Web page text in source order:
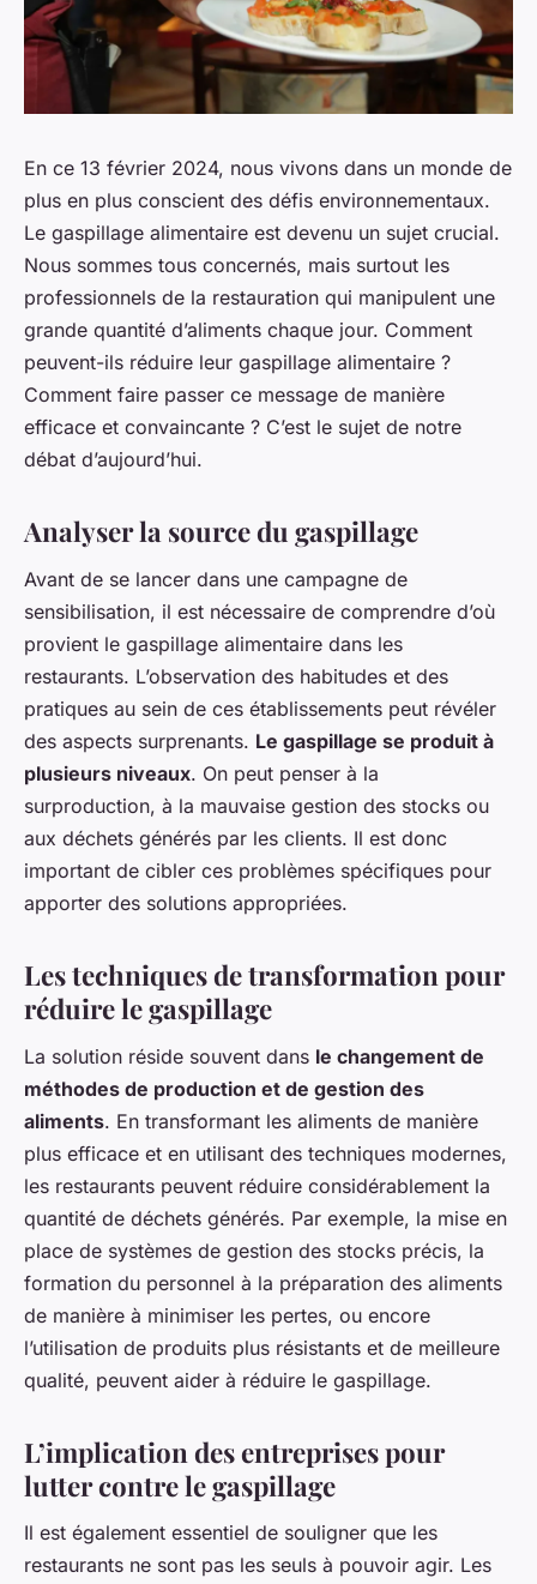
En ce 13 février 2024, nous vivons dans un monde de
plus en plus conscient des défis environnementaux.
Le gaspillage alimentaire est devenu un sujet crucial.
Nous sommes tous concernés, mais surtout les
professionnels de la restauration qui manipulent une
grande quantité d’aliments chaque jour. Comment
peuvent-ils réduire leur gaspillage alimentaire ?
Comment faire passer ce message de manière
efficace et convaincante ? C’est le sujet de notre
débat d’aujourd’hui.
Analyser la source du gaspillage
Avant de se lancer dans une campagne de
sensibilisation, il est nécessaire de comprendre d’où
provient le gaspillage alimentaire dans les
restaurants. L’observation des habitudes et des
pratiques au sein de ces établissements peut révéler
des aspects surprenants. Le gaspillage se produit à
plusieurs niveaux. On peut penser à la
surproduction, à la mauvaise gestion des stocks ou
aux déchets générés par les clients. Il est donc
important de cibler ces problèmes spécifiques pour
apporter des solutions appropriées.
Les techniques de transformation pour
réduire le gaspillage
La solution réside souvent dans le changement de
méthodes de production et de gestion des
aliments. En transformant les aliments de manière
plus efficace et en utilisant des techniques modernes,
les restaurants peuvent réduire considérablement la
quantité de déchets générés. Par exemple, la mise en
place de systèmes de gestion des stocks précis, la
formation du personnel à la préparation des aliments
de manière à minimiser les pertes, ou encore
l’utilisation de produits plus résistants et de meilleure
qualité, peuvent aider à réduire le gaspillage.
L’implication des entreprises pour
lutter contre le gaspillage
Il est également essentiel de souligner que les
restaurants ne sont pas les seuls à pouvoir agir. Les